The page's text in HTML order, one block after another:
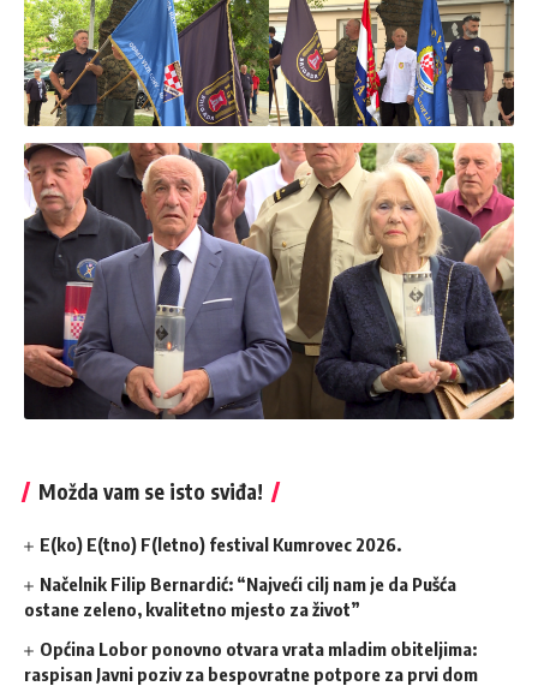
Možda vam se isto sviđa!
E(ko) E(tno) F(letno) festival Kumrovec 2026.
Načelnik Filip Bernardić: “Najveći cilj nam je da Pušća
ostane zeleno, kvalitetno mjesto za život”
Općina Lobor ponovno otvara vrata mladim obiteljima:
raspisan Javni poziv za bespovratne potpore za prvi dom